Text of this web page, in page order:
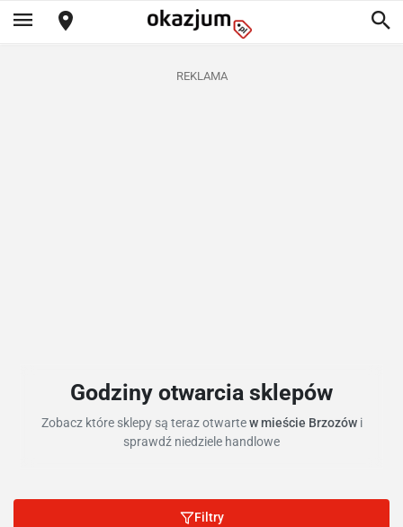
REKLAMA
Godziny otwarcia sklepów
Zobacz które sklepy są teraz otwartew mieście Brzozów i
sprawdź niedziele handlowe
Filtry